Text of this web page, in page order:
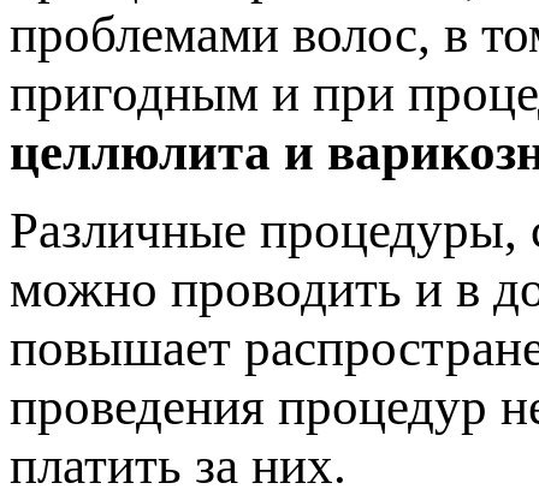
проблемами волос, в
пригодным и при
целлюлита и
Различные процедуры,
можно проводить и в
повышает
проведения процедур
платить за них.